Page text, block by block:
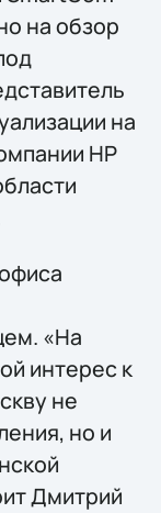
на обзор
на
HP
«На
интерес к
не
но и
Дмитрий